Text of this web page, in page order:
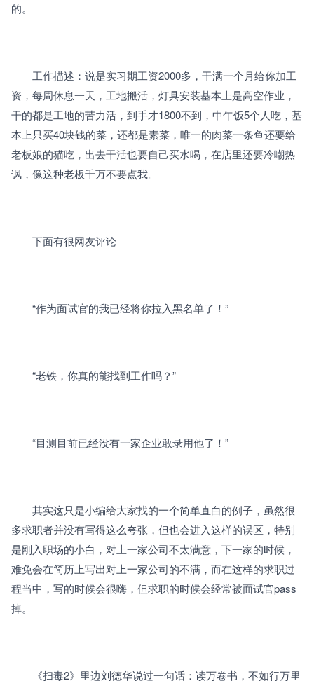
的。
工作描述：说是实习期工资2000多，干满一个月给你加工
资，每周休息一天，工地搬活，灯具安装基本上是高空作业，
干的都是工地的苦力活，到手才1800不到，中午饭5个人吃，基
本上只买40块钱的菜，还都是素菜，唯一的肉菜一条鱼还要给
老板娘的猫吃，出去干活也要自己买水喝，在店里还要冷嘲热
讽，像这种老板千万不要点我。
下面有很网友评论
“作为面试官的我已经将你拉入黑名单了！”
“老铁，你真的能找到工作吗？”
“目测目前已经没有一家企业敢录用他了！”
其实这只是小编给大家找的一个简单直白的例子，虽然很
多求职者并没有写得这么夸张，但也会进入这样的误区，特别
是刚入职场的小白，对上一家公司不太满意，下一家的时候，
难免会在简历上写出对上一家公司的不满，而在这样的求职过
程当中，写的时候会很嗨，但求职的时候会经常被面试官pass
掉。
《扫毒2》里边刘德华说过一句话：读万卷书，不如行万里